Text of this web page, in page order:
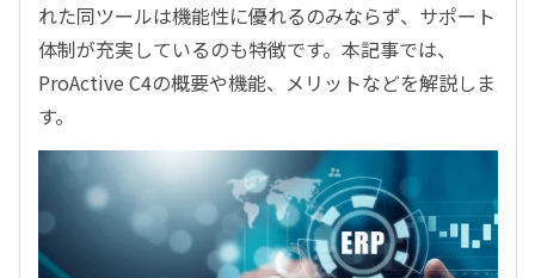
データ分析／BI
ガバナンス／リスク管理
BPR／業務改善
れた同ツールは機能性に優れるのみならず、サポート
体制が充実しているのも特徴です。本記事では、
ProActive C4の概要や機能、メリットなどを解説しま
す。